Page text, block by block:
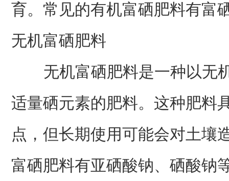
育。常见的有机富硒肥料有富
无机富硒肥料
无机富硒肥料是一种以无
适量硒元素的肥料。这种肥料
点，但长期使用可能会对土壤
富硒肥料有亚硒酸钠、硒酸钠